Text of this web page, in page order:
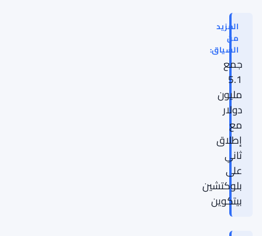
المزيد
من
السياق:
جمع
5.1
مليون
دولار
مع
إطلاق
ثاني
على
بلوكتشين
بيتكوين